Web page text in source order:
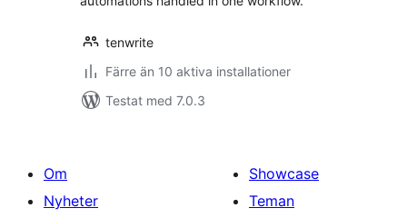
tenwrite
Färre än 10 aktiva installationer
Testat med 7.0.3
Om
Nyheter
Showcase
Teman